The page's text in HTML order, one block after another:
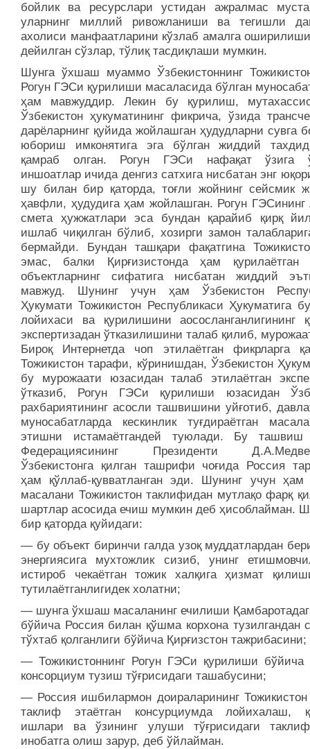
бойлик ва ресурслари устидан ажралмас
уларнинг миллий ривожланиши ва тегишли
ахолиси манфаатларини кўзлаб амалга оширилиши
дейилган сўзлар, тўлиқ тасдиқлаши мумкин.
Шунга ўхшаш муаммо Ўзбекистоннинг
Рогун ГЭСи қурилиши масаласида бўлган
ҳам мавжуддир. Лекин бу қурилиш,
Ўзбекистон ҳукуматининг фикрича, ўзида
дарёларнинг қуйида жойлашган ҳудудларни сувга
юбориш имконятига эга бўлган жиддий
қамраб олган. Рогун ГЭСи нафақат ўзига
иншоатлар ичида денгиз сатхига нисбатан энг
шу билан бир қаторда, тоғли жойнинг сейсмик
ҳавфли, ҳудудига ҳам жойлашган. Рогун ГЭСининг
смета ҳужжатлари эса бундан қарайиб қирқ
ишлаб чиқилган бўлиб, хозирги замон
бермайди. Бундан ташқари фақатгина
эмас, балки Қирғизистонда ҳам қурилаётган
объектларнинг сифатига нисбатан жиддий
мавжуд. Шунинг учун ҳам Ўзбекистон
Ҳукумати Тожикистон Республикаси Ҳукуматига
лойихаси ва қурилишини аососланганлигининг
экспертизадан ўтказилишини талаб қилиб,
Бироқ Интернетда чоп этилаётган фикрларга
Тожикистон тарафи, кўринишдан, Ўзбекистон
бу мурожаати юзасидан талаб этилаётган
ўтказиб, Рогун ГЭСи қурилиши юзасидан
рахбариятининг асосли ташвишини уйғотиб,
муносабатларда кескинлик туғдираётган
этишни истамаётгандей туюлади. Бу ташвиш
Федерациясининг Президенти
Ўзбекистонга қилган ташрифи чоғида Россия
ҳам қўллаб-қувватланган эди. Шунинг учун
масалани Тожикистон таклифидан мутлақо фарқ
шартлар асосида ечиш мумкин деб ҳисоблайман.
бир қаторда қуйидаги:
— бу объект биринчи галда узоқ муддатлардан
энергиясига мухтожлик сизиб, унинг
истироб чекаётган тожик халқига ҳизмат
тутилаётганлигидек холатни;
— шунга ўхшаш масаланинг ечилиши
бўйича Россия билан қўшма корхона тузилгандан
тўхтаб қолганлиги бўйича Қирғизстон тажрибасини;
— Тожикистоннинг Рогун ГЭСи қурилиши бўйича
консорциум тузиш тўғрисидаги ташабусини;
— Россия ишбилармон доираларининг
таклиф этаётган консурциумда лойихалаш,
ишлари ва ўзининг улуши тўғрисидаги
инобатга олиш зарур, деб ўйлайман.